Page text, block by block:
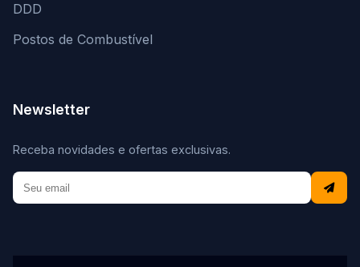
DDD
Postos de Combustível
Newsletter
Receba novidades e ofertas exclusivas.